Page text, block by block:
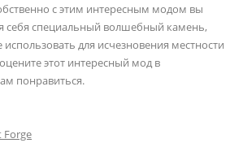
с этим интересным модом вы
себя специальный волшебный камень,
для исчезновения местности
этот интересный мод в
понравиться.
Forge